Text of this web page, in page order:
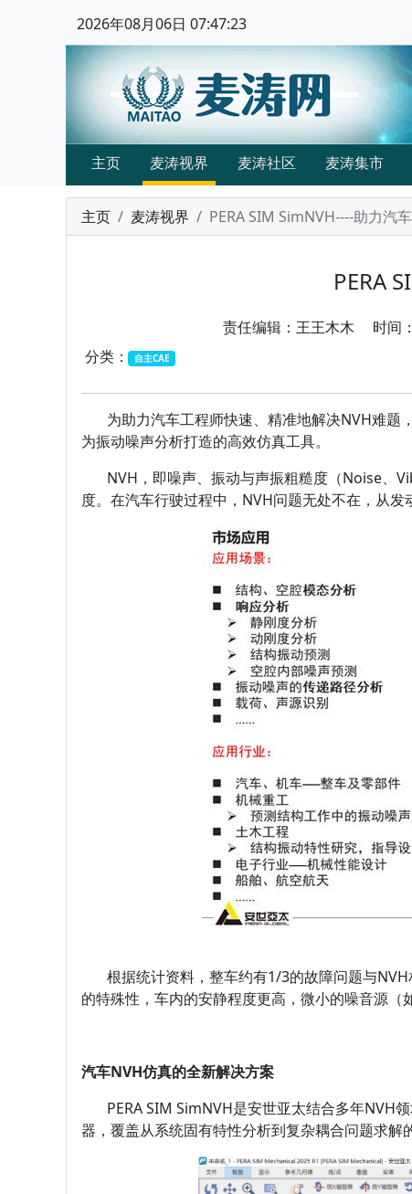
2026年08月06日 07:47:24
主页 麦涛视界 麦涛社区 麦涛集市
主页 麦涛视界 PERA SIM SimNVH----助力汽
PERA
责任编辑： 王王木木 时间
分类： 自主CAE
为助力汽车工程师快速、精准地解决NVH难题
为振动噪声分析打造的高效仿真工具。
NVH，即噪声、振动与声振粗糙度（Noise、
度。在汽车行驶过程中，NVH问题无处不在，从
根据统计资料，整车约有1/3的故障问题与NVH
的特殊性，车内的安静程度更高，微小的噪音源（
汽车NVH仿真的全新解决方案
PERA SIM SimNVH是安世亚太结合多年NVH
器，覆盖从系统固有特性分析到复杂耦合问题求解